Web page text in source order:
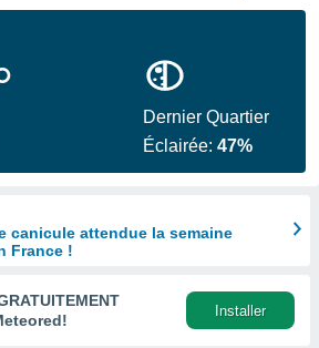
Dernier Quartier
Éclairée:47%
canicule attendue la semaine
France !
Installer